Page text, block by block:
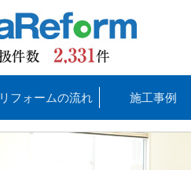
リフォームの流れ 施工事例